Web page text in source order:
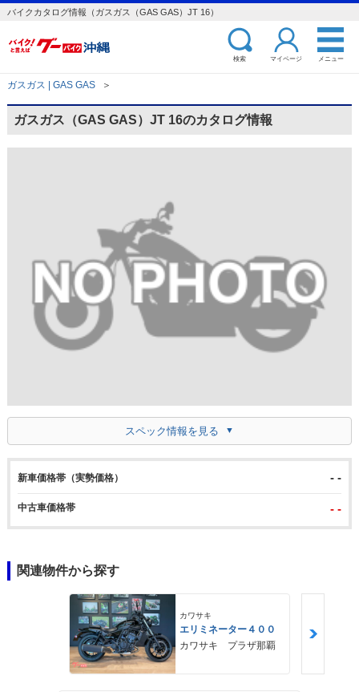
バイクカタログ情報（ガスガス（GAS GAS）JT 16）
検索 マイページ メニュー
ガスガス | GAS GAS ＞
ガスガス（GAS GAS）JT 16のカタログ情報
スペック情報を見る
新車価格帯（実勢価格） - -
中古車価格帯 - -
関連物件から探す
カワサキ
エリミネーター４００
カワサキ プラザ那覇